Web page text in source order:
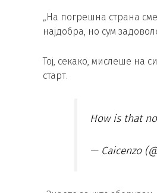
„На погрешна страна
најдобра, но сум
Тој, секако, мислеше на
старт.
How is that
— Caicenzo